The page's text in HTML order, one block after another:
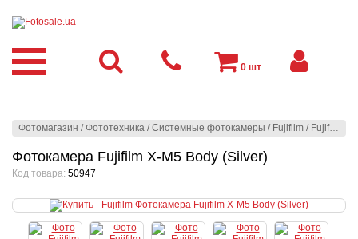
Фотомагазин /Фототехника /Системные фотокамеры / Fujifilm / Fujifilm
Фотокамера Fujifilm X-M5 Body (Silver)
Код товара: 50947
0 шт